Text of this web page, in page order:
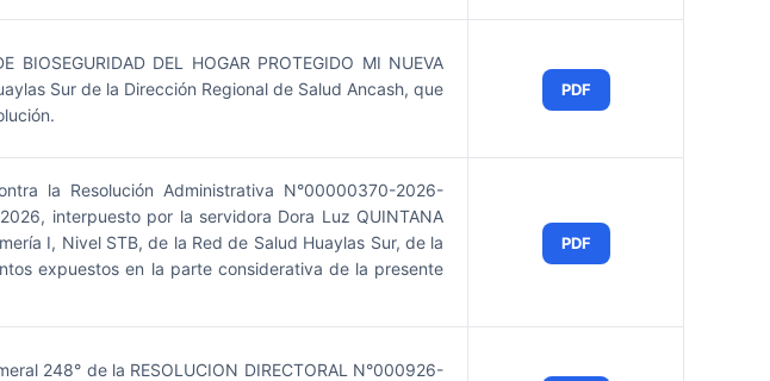
DEL HOGAR PROTEGIDO MI NUEVA
Sur de la Dirección Regional de Salud Ancash, que
PDF
la Resolución Administrativa N°00000370-2026-
interpuesto por la servidora Dora Luz QUINTANA
I, Nivel STB, de la Red de Salud Huaylas Sur, de la
expuestos en la parte considerativa de la presente
PDF
248° de la RESOLUCION DIRECTORAL N°000926-